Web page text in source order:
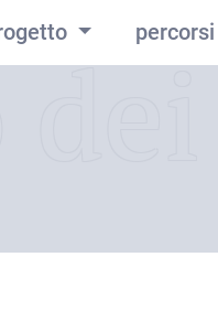
percorsi
dei